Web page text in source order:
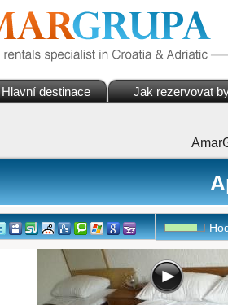
Hlavní destinace Jak rezervovat